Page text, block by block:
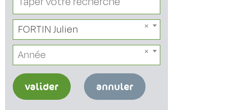
FORTIN Julien
Année
valider annuler